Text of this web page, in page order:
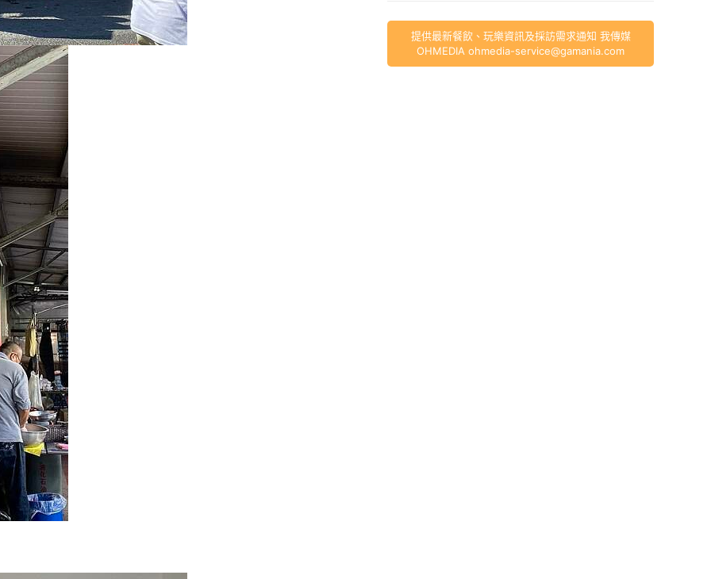
提供最新餐飲、玩樂資訊及採訪需求通知 我傳媒
OHMEDIA ohmedia-service@gamania.com